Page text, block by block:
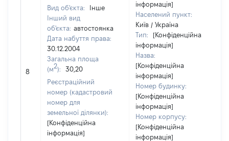
8
Вид об'єкта:
Інше
Інший вид
об'єкта: автостоянка
Дата набуття права:
30.12.2004
Загальна площа
(м2):
30,20
Реєстраційний
номер (кадастровий
номер для
земельної ділянки):
[Конфіденційна
інформація]
інформація]
Населений пункт:
Київ / Україна
Тип:
[Конфіденційна
інформація]
Назва:
[Конфіденційна
інформація]
Номер будинку:
[Конфіденційна
інформація]
Номер корпусу:
[Конфіденційна
інформація]